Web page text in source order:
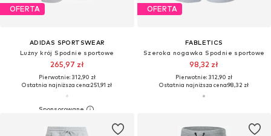
OFERTA
ADIDAS SPORTSWEAR
Lużny krój Spodnie sportowe
265,97 zł
Pierwotnie: 312,90 zł
Ostatnia najniższa cena:251,91 zł
OFERTA
FABLETICS
Szeroka nogawka Spodnie sportowe
98,32 zł
Pierwotnie: 312,90 zł
Ostatnia najniższa cena:98,32 zł